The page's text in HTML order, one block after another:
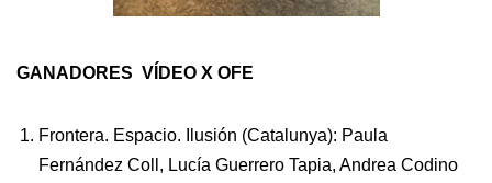
GANADORES VÍDEO X OFE
Frontera. Espacio. Ilusión (Catalunya): Paula
Fernández Coll, Lucía Guerrero Tapia, Andrea Codino